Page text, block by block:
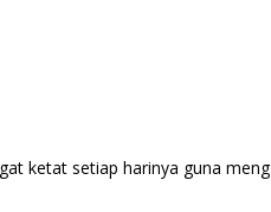
ketat setiap harinya guna meng